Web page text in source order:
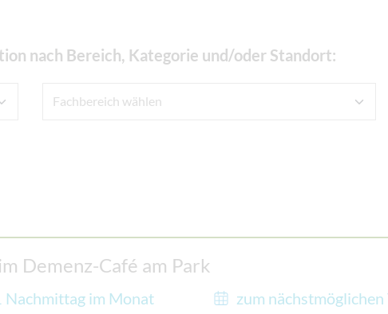
nach Bereich, Kategorie und/oder Standort:
Demenz-Café am Park
Nachmittag im Monat zum nächstmöglichen